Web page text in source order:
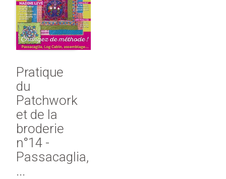
Pratique
du
Patchwork
et de la
broderie
n°14 -
Passacaglia,
...